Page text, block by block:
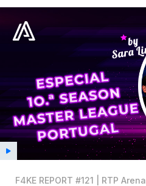
F4KE REPORT #121 | RTP Arena